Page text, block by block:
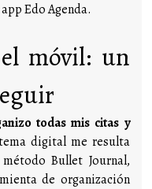
Edo Agenda.
móvil: un
todas mis citas y
digital me resulta
Bullet Journal,
de organización